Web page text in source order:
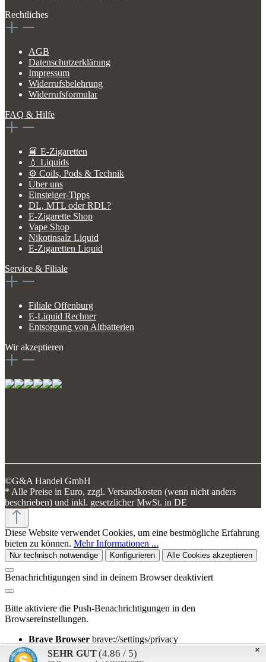
Rechtliches
AGB
Datenschutzerklärung
Impressum
Widerrufsbelehrung
Widerrufsformular
FAQ & Hilfe
📘 E-Zigaretten
💧 Liquids
⚙️ Coils, Pods & Technik
Über uns
Einsteiger-Tipps
DL, MTL oder RDL?
E-Zigarette Shop
Vape Shop
Nikotinsalz Liquid
E-Zigaretten Liquid
Service & Filiale
Filiale Offenburg
E-Liquid Rechner
Entsorgung von Altbatterien
Wir akzeptieren
©G&A Handel GmbH
* Alle Preise in Euro, zzgl. Versandkosten (wenn nicht anders
beschrieben) und inkl. gesetzlicher MwSt. in DE
Diese Website verwendet Cookies, um eine bestmögliche Erfahrung
bieten zu können. Mehr Informationen ...
Nur technisch notwendige Konfigurieren Alle Cookies akzeptieren
Benachrichtigungen sind in deinem Browser deaktiviert
Bitte aktiviere die Push-Benachrichtigungen in den
Browsereinstellungen.
Brave Browser brave://settings/privacy
Chrome Browser chrome://settings/privacy ×
SEHR GUT(4.86 / 5)